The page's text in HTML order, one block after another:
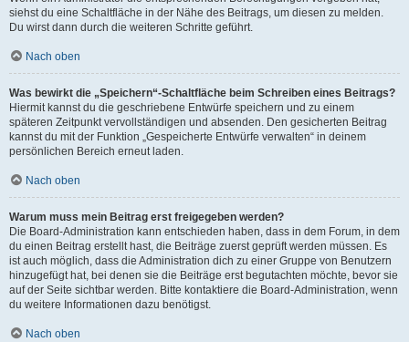
siehst du eine Schaltfläche in der Nähe des Beitrags, um diesen zu melden.
Du wirst dann durch die weiteren Schritte geführt.
Nach oben
Was bewirkt die „Speichern“-Schaltfläche beim Schreiben eines Beitrags?
Hiermit kannst du die geschriebene Entwürfe speichern und zu einem
späteren Zeitpunkt vervollständigen und absenden. Den gesicherten Beitrag
kannst du mit der Funktion „Gespeicherte Entwürfe verwalten“ in deinem
persönlichen Bereich erneut laden.
Nach oben
Warum muss mein Beitrag erst freigegeben werden?
Die Board-Administration kann entschieden haben, dass in dem Forum, in dem
du einen Beitrag erstellt hast, die Beiträge zuerst geprüft werden müssen. Es
ist auch möglich, dass die Administration dich zu einer Gruppe von Benutzern
hinzugefügt hat, bei denen sie die Beiträge erst begutachten möchte, bevor sie
auf der Seite sichtbar werden. Bitte kontaktiere die Board-Administration, wenn
du weitere Informationen dazu benötigst.
Nach oben